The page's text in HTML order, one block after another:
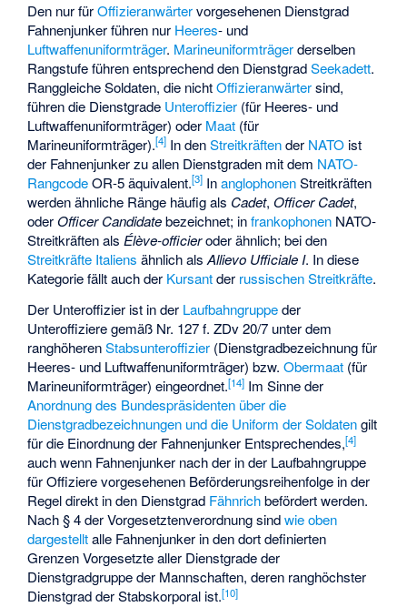
Den nur fürOffizieranwärtervorgesehenen Dienstgrad
Fahnenjunker führen nur Heeres- und
Luftwaffenuniformträger. Marineuniformträgerderselben
Rangstufe führen entsprechend den DienstgradSeekadett.
Ranggleiche Soldaten, die nichtOffizieranwärtersind,
führen die Dienstgrade Unteroffizier (für Heeres- und
Luftwaffenuniformträger) oder Maat (für
Marineuniformträger).[4] In denStreitkräftender NATO ist
der Fahnenjunker zu allen Dienstgraden mit dem NATO-
RangcodeOR-5 äquivalent.[3] InanglophonenStreitkräften
werden ähnliche Ränge häufig als Cadet,Officer Cadet,
oderOfficer Candidatebezeichnet; infrankophonen NATO-
Streitkräften als Élève-officieroder ähnlich; bei den
Streitkräfte Italiens ähnlich alsAllievo Ufficiale I. In diese
Kategorie fällt auch der Kursantder russischen Streitkräfte.
Der Unteroffizier ist in der Laufbahngruppeder
Unteroffiziere gemäß Nr. 127 f. ZDv 20/7 unter dem
ranghöherenStabsunteroffizier (Dienstgradbezeichnung für
Heeres- und Luftwaffenuniformträger) bzw.Obermaat (für
Marineuniformträger) eingeordnet.[14] Im Sinne der
Anordnung des Bundespräsidenten über die
Dienstgradbezeichnungen und die Uniform der Soldatengilt
für die Einordnung der Fahnenjunker Entsprechendes,[4]
auch wenn Fahnenjunker nach der in der Laufbahngruppe
für Offiziere vorgesehenen Beförderungsreihenfolge in der
Regel direkt in den Dienstgrad Fähnrichbefördert werden.
Nach § 4 der Vorgesetztenverordnung sindwie oben
dargestelltalle Fahnenjunker in den dort definierten
Grenzen Vorgesetzte aller Dienstgrade der
Dienstgradgruppe der Mannschaften, deren ranghöchster
Dienstgrad derStabskorporal ist.[10]